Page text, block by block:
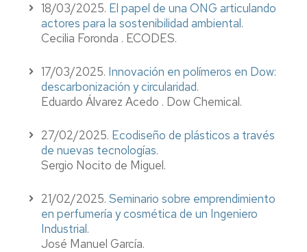
18/03/2025. El papel de una ONG articulando
actores para la sostenibilidad ambiental.
Cecilia Foronda . ECODES.
17/03/2025. Innovación en polímeros en Dow:
descarbonización y circularidad.
Eduardo Álvarez Acedo . Dow Chemical.
27/02/2025. Ecodiseño de plásticos a través
de nuevas tecnologías.
Sergio Nocito de Miguel.
21/02/2025. Seminario sobre emprendimiento
en perfumería y cosmética de un Ingeniero
Industrial.
José Manuel García.